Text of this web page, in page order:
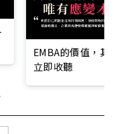
EMBA的價值，
立即收聽